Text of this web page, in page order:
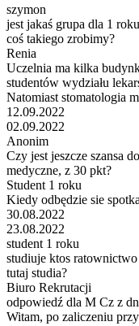
szymon
jest jakaś grupa dla 1
coś takiego zrobimy?
Renia
Uczelnia ma kilka
studentów wydziału
Natomiast stomatologia
12.09.2022
02.09.2022
Anonim
Czy jest jeszcze szansa
medyczne, z 30 pkt?
Student 1 roku
Kiedy odbędzie sie
30.08.2022
23.08.2022
student 1 roku
studiuje ktos
tutaj studia?
Biuro Rekrutacji
odpowiedź dla M Cz z
Witam, po zaliczeniu